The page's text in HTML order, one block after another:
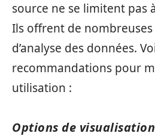
source ne se limitent pas
Ils offrent de
d’analyse des données.
recommandations pour
utilisation :
Options de visualisation